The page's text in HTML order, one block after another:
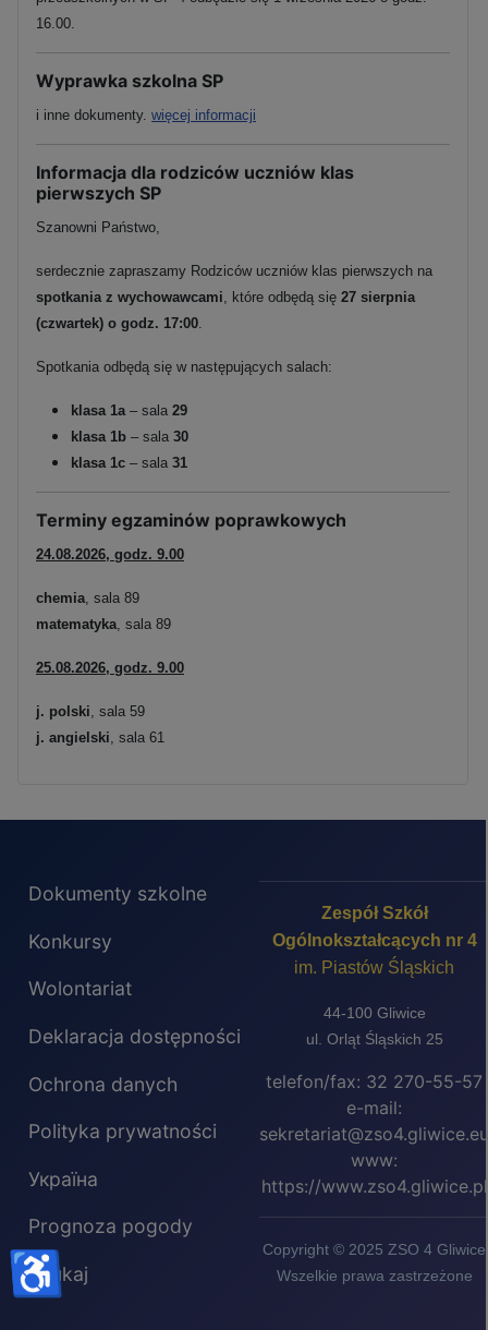
16.00.
Wyprawka szkolna SP
i inne dokumenty. więcej informacji
Informacja dla rodziców uczniów klas
pierwszych SP
Szanowni Państwo,
serdecznie zapraszamy Rodziców uczniów klas pierwszych na
spotkania z wychowawcami, które odbędą się 27 sierpnia
(czwartek) o godz. 17:00.
Spotkania odbędą się w następujących salach:
klasa 1a– sala 29
klasa 1b – sala 30
klasa 1c – sala 31
Terminy egzaminów poprawkowych
24.08.2026, godz. 9.00
chemia, sala 89
matematyka, sala 89
25.08.2026, godz. 9.00
j. polski, sala 59
j. angielski, sala 61
Dokumenty szkolne
Konkursy
Wolontariat
Deklaracja dostępności
Ochrona danych
Polityka prywatności
Україна
Prognoza pogody
Szukaj
Zespół Szkół
Ogólnokształcących nr 4
im. Piastów Śląskich
44-100 Gliwice
ul. Orląt Śląskich 25
telefon/fax: 32 270-55-57
e-mail:
www:
https://www.zso4.gliwice.pl
Copyright © 2025 ZSO 4 Gliwice
Wszelkie prawa zastrzeżone